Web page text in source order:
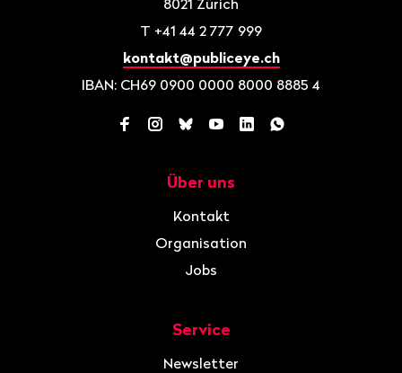
8021 Zürich
T +41 44 2 777 999
kontakt@publiceye.ch
IBAN: CH69 0900 0000 8000 8885 4
Facebook
Instagram
BlueskyYouTube
LinkedInWhatsApp
Über uns
Kontakt
Organisation
Jobs
Service
Newsletter